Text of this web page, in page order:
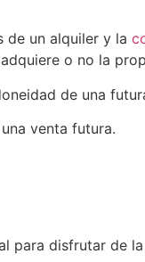
de un alquiler y la
o no la
de una
venta futura.
para disfrutar de